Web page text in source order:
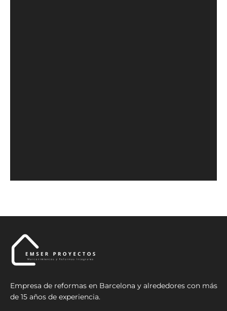
Empresa de reformas en Barcelona y alrededores con más
de 15 años de experiencia.